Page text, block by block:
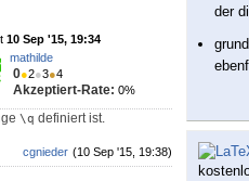
10 Sep '15, 19:34
mathilde
0●2●3●4
Akzeptiert-Rate: 0%
\q definiert ist.
(10 Sep '15, 19:38)
cgnieder
der